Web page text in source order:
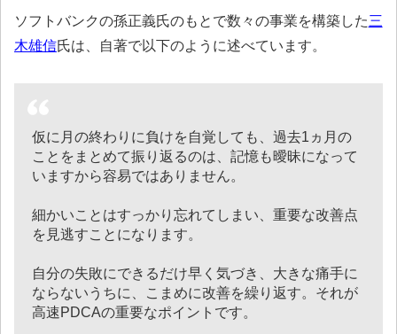
ソフトバンクの孫正義氏のもとで数々の事業を構築した三
木雄信氏は、自著で以下のように述べています。
仮に月の終わりに負けを自覚しても、過去1ヵ月の
ことをまとめて振り返るのは、記憶も曖昧になって
いますから容易ではありません。
細かいことはすっかり忘れてしまい、重要な改善点
を見逃すことになります。
自分の失敗にできるだけ早く気づき、大きな痛手に
ならないうちに、こまめに改善を繰り返す。それが
高速PDCAの重要なポイントです。